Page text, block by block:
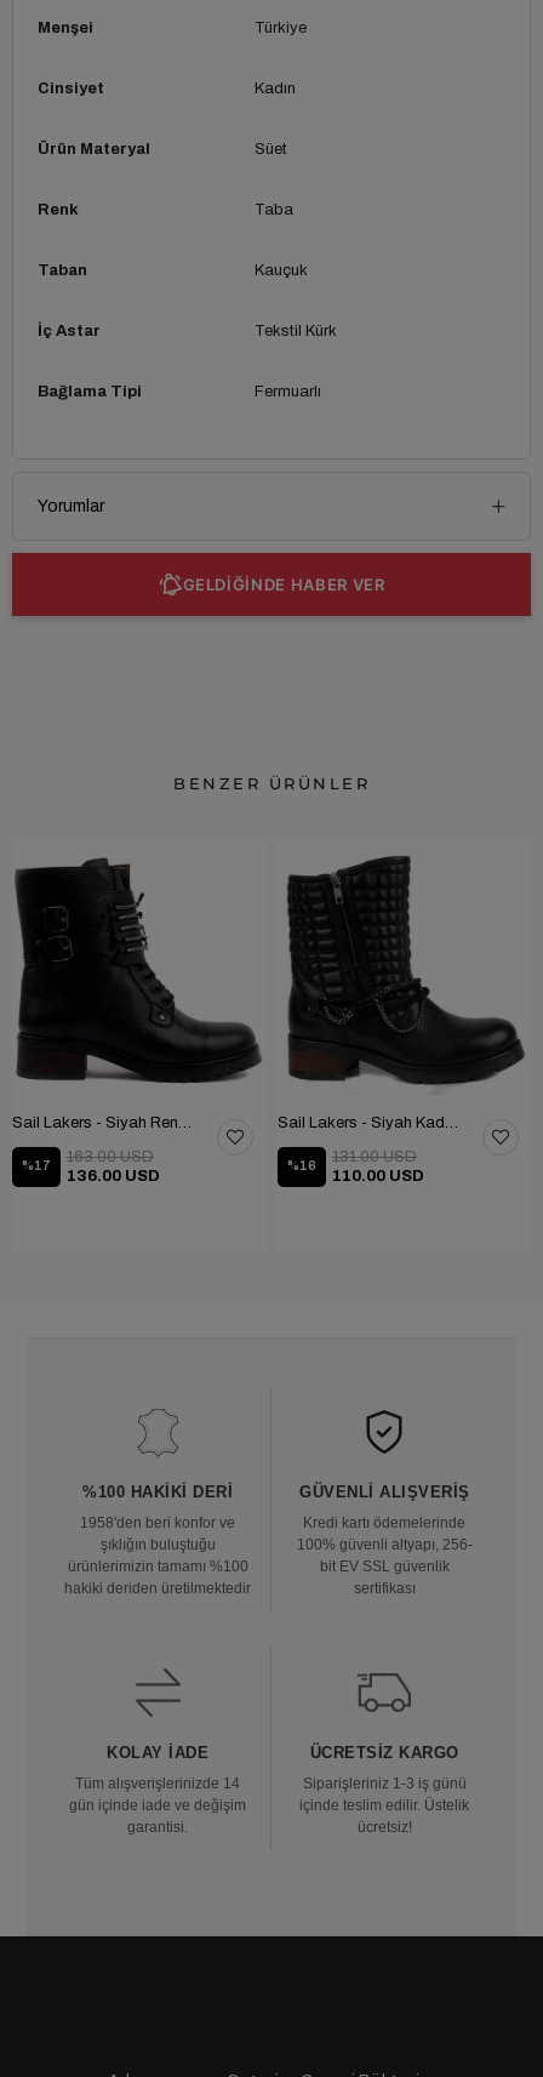
Menşei Türkiye
Cinsiyet Kadın
Ürün Materyal Süet
Renk Taba
Taban Kauçuk
İç Astar Tekstil Kürk
Bağlama Tipi Fermuarlı
Yorumlar
GELDİĞİNDE HABER VER
BENZER ÜRÜNLER
%17
136.00 USD
163.00 USD
%16
110.00 USD
131.00 USD
%100 HAKIKI DERI
1958'den beri konfor ve
şıklığın buluştuğu
ürünlerimizin tamamı %100
hakiki deriden üretilmektedir
GÜVENLI ALIŞVERIŞ
Kredi kartı ödemelerinde
100% güvenli altyapı, 256-
bit EV SSL güvenlik
sertifikası
KOLAY İADE
Tüm alışverişlerinizde 14
gün içinde iade ve değişim
garantisi.
ÜCRETSIZ KARGO
Siparişleriniz 1-3 iş günü
içinde teslim edilir. Üstelik
ücretsiz!